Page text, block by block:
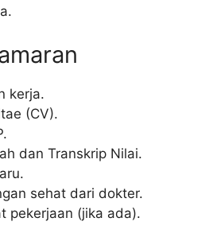
kerja.
(CV).
dan Transkrip Nilai.
sehat dari dokter.
pekerjaan (jika ada).